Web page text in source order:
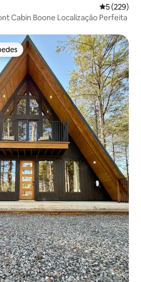
5 de uma
5 (229)
Cabin Boone Localização Perfeita
dos hóspedes